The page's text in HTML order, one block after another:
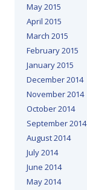
May 2015
April 2015
March 2015
February 2015
January 2015
December 2014
November 2014
October 2014
September 2014
August 2014
July 2014
June 2014
May 2014